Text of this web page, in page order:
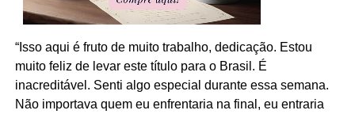
“Isso aqui é fruto de muito trabalho, dedicação. Estou
muito feliz de levar este título para o Brasil. É
inacreditável. Senti algo especial durante essa semana.
Não importava quem eu enfrentaria na final, eu entraria